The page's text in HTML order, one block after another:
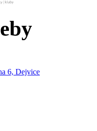
6, Dejvice